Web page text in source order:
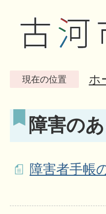
現在の位置 ホ
障害の
障害者手帳